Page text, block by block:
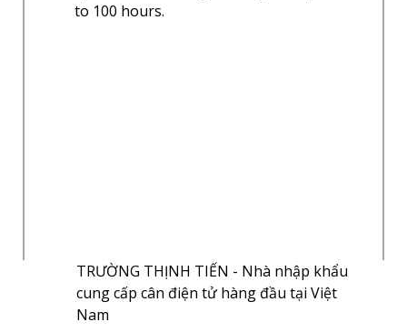
to 100 hours.